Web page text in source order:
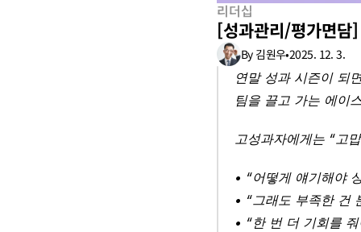
리더십
[성과관리/평가면담]
By 김원우•2025. 12. 3.
연말 성과 시즌이 되
팀을 끌고 가는 에이
고성과자에게는 “고
• “어떻게 얘기해야
• “그래도 부족한 건
• “한 번 더 기회를